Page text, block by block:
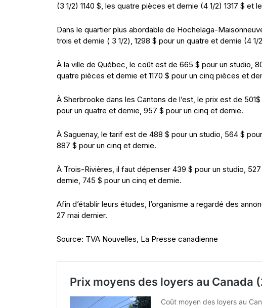
(3 1/2) 1140 $, les quatre pièces et demie (4 1/2) 1317 $
Dans le quartier plus abordable de Hochelaga-
trois et demie ( 3 1/2), 1298 $ pour un quatre et demie (4
À la ville de Québec, le coût est de 665 $ pour un studio,
quatre pièces et demie et 1170 $ pour un cinq pièces et
À Sherbrooke dans les Cantons de l’est, le prix est de
pour un quatre et demie, 957 $ pour un cinq et demie.
À Saguenay, le tarif est de 488 $ pour un studio, 564 $
887 $ pour un cinq et demie.
À Trois-Rivières, il faut dépenser 439 $ pour un studio,
demie, 745 $ pour un cinq et demie.
Afin d’établir leurs études, l’organisme a regardé des
27 mai dernier.
Source: TVA Nouvelles, La Presse canadienne